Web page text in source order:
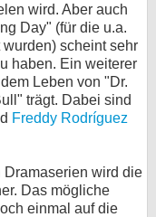
wird. Aber auch
Day" (für die u.a.
wurden) scheint sehr
haben. Ein weiterer
Leben von "Dr.
trägt. Dabei sind
Freddy Rodríguez
wird die
Das mögliche
einmal auf die